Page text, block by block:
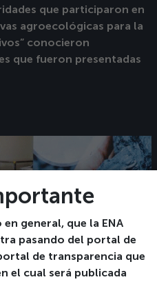
general, que la ENA
pasando del portal de
de transparencia que
el cual será publicada
que participaron en
agroecológicas para la
conocieron
que fueron presentadas